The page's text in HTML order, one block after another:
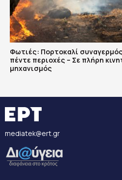
Φωτιές: Πορτοκαλί
πέντε περιοχές – Σε πλήρη
μηχανισμός
mediatek@ert.gr